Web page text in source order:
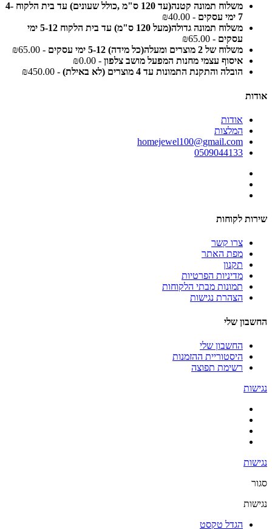
משלוח תמונה קטנה(עד 120 ס"מ ,כולל שעונים) עד בית הלקוח 4-
7 ימי עסקים
- ₪40.00
משלוח תמונה גדולה(מעל 120 ס"מ) עד בית הלקוח 5-12 ימי
עסקים - ₪65.00
משלוח של 2 מוצרים ומעלה(כל מידה) 5-12 ימי עסקים
- ₪65.00
איסוף עצמי מחנות המפעל מושב צלפון - ₪0.00
הובלה והתקנת התמונות עד 4 מוצרים (לא באילת)
- ₪450.00
אודות
אודות
המלצות
homejewel100@gmail.com
0509044133
שירות לקוחות
צרו קשר
מפת האתר
תקנון
מדיניות הפרטיות
תמונות מבתי הלקוחות
הצהרת נגישות
החשבון שלי
החשבון שלי
היסטוריית ההזמנות
רשימת תפוצה
נגישות
נגישות
סגור
נגישות
הגדל טקסט